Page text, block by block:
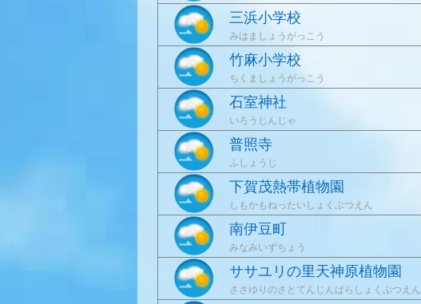
三浜小学校
みはましょうがっこう
竹麻小学校
ちくましょうがっこう
石室神社
いろうじんじゃ
普照寺
ふしょうじ
下賀茂熱帯植物園
しもかもねったいしょくぶつえん
南伊豆町
みなみいずちょう
ササユリの里天神原植物園
ささゆりのさとてんじんばらしょくぶつえん